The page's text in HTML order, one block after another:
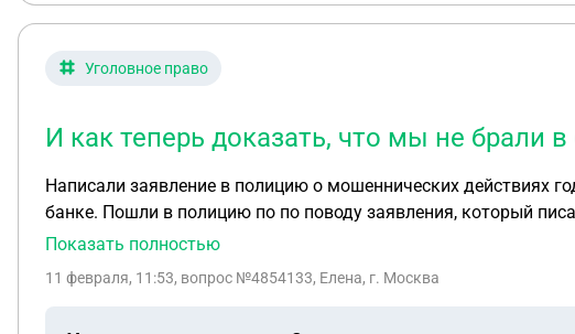
Уголовное право
И как теперь доказать, что мы не брали в
Написали заявление в полицию о мошеннических действиях
банке. Пошли в полицию по по поводу заявления, который
как теперь доказать, что мы не брали в банке кредит?
Показать полностью
11 февраля, 11:53, вопрос №4854133, Елена, г. Москва